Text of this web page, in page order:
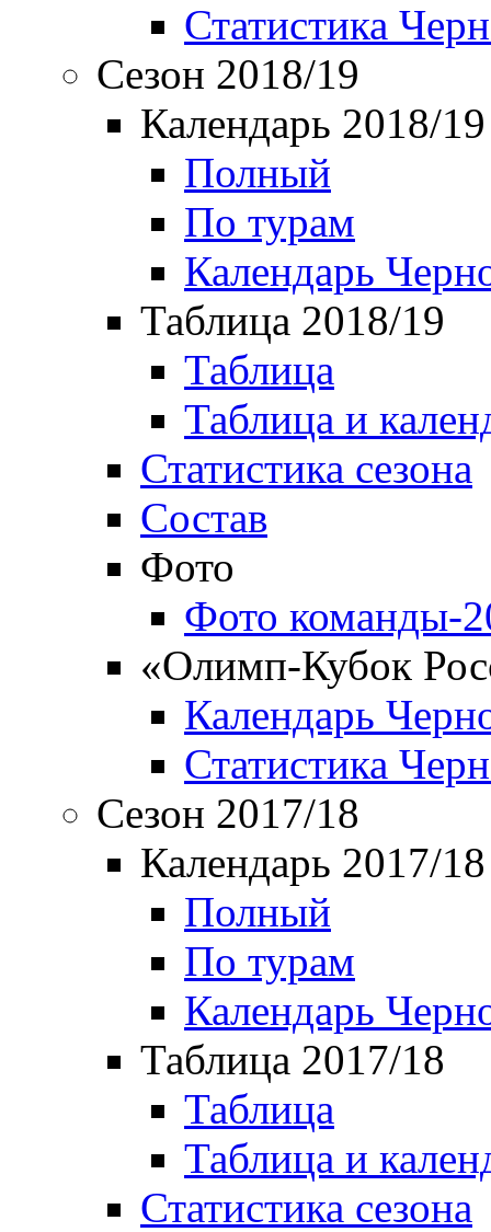
Статистика
Сезон 2018/19
Календарь 2018/19
Полный
По турам
Календарь
Таблица 2018/19
Таблица
Таблица и
Статистика сезона
Состав
Фото
Фото команды-
«Олимп-Кубок
Календарь
Статистика
Сезон 2017/18
Календарь 2017/18
Полный
По турам
Календарь
Таблица 2017/18
Таблица
Таблица и
Статистика сезона